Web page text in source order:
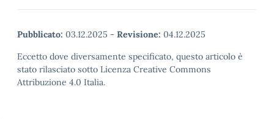
Pubblicato: 03.12.2025 - Revisione: 04.12.2025
Eccetto dove diversamente specificato, questo articolo è
stato rilasciato sotto Licenza Creative Commons
Attribuzione 4.0 Italia.